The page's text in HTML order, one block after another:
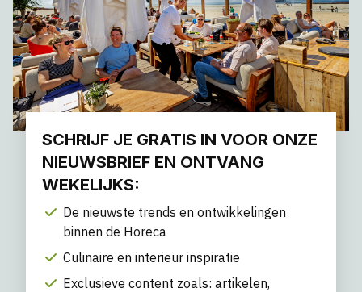
SCHRIJF JE GRATIS IN VOOR ONZE
NIEUWSBRIEF EN ONTVANG
WEKELIJKS:
De nieuwste trends en ontwikkelingen
binnen de Horeca
Culinaire en interieur inspiratie
Exclusieve content zoals: artikelen,